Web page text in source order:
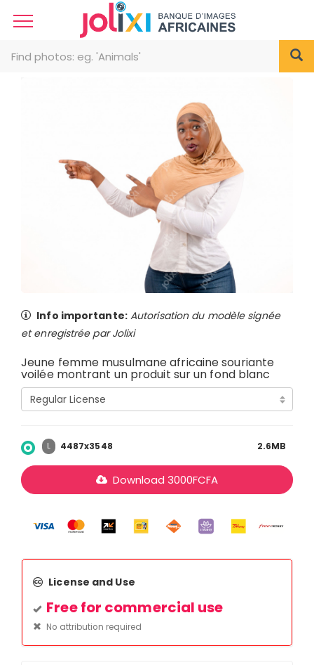
Info importante: Autorisation du modèle signée
et enregistrée par Jolixi
Jeune femme musulmane africaine souriante
voilée montrant un produit sur un fond blanc
L 4487x3548 2.6MB
Download 3000FCFA
License and Use
Free for commercial use
No attribution required